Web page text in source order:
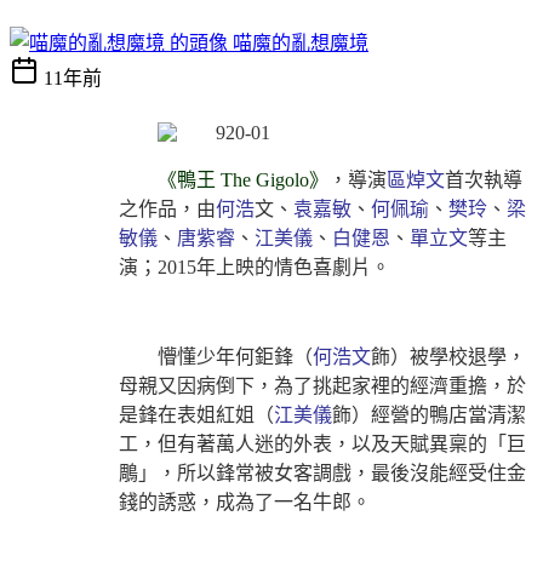
喵魔的亂想魔境
11年前
《鴨王 The Gigolo》 ，導演區焯文首次執導
之作品，由何浩文、 袁嘉敏 、 何佩瑜 、 樊玲 、 梁
敏儀 、 唐紫睿 、 江美儀 、 白健恩 、 單立文等主
演；2015年上映的情色喜劇片。
懵懂少年何鉅鋒（何浩文飾）被學校退學，
母親又因病倒下，為了挑起家裡的經濟重擔，於
是鋒在表姐紅姐（江美儀飾）經營的鴨店當清潔
工，但有著萬人迷的外表，以及天賦異稟的「巨
鵰」，所以鋒常被女客調戲，最後沒能經受住金
錢的誘惑，成為了一名牛郎。